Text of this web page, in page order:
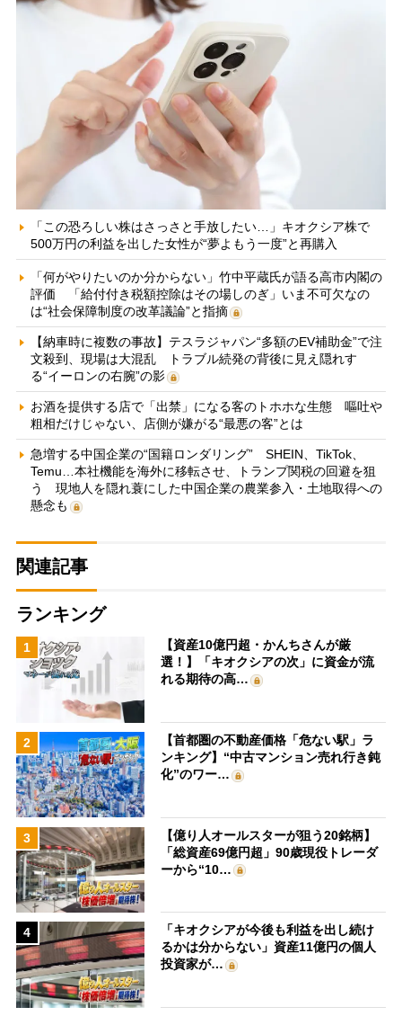
「この恐ろしい株はさっさと手放したい…」キオクシア株で
500万円の利益を出した女性が“夢よもう一度”と再購入
「何がやりたいのか分からない」竹中平蔵氏が語る高市内閣の
評価 「給付付き税額控除はその場しのぎ」いま不可欠なの
は“社会保障制度の改革議論”と指摘
【納車時に複数の事故】テスラジャパン“多額のEV補助金”で注
文殺到、現場は大混乱 トラブル続発の背後に見え隠れす
る“イーロンの右腕”の影
お酒を提供する店で「出禁」になる客のトホホな生態 嘔吐や
粗相だけじゃない、店側が嫌がる“最悪の客”とは
急増する中国企業の“国籍ロンダリング” SHEIN、TikTok、
Temu…本社機能を海外に移転させ、トランプ関税の回避を狙
う 現地人を隠れ蓑にした中国企業の農業参入・土地取得への
懸念も
関連記事
ランキング
1
【資産10億円超・かんちさんが厳
選！】「キオクシアの次」に資金が流
れる期待の高…
2
【首都圏の不動産価格「危ない駅」ラ
ンキング】“中古マンション売れ行き鈍
化”のワー…
3
【億り人オールスターが狙う20銘柄】
「総資産69億円超」90歳現役トレーダ
ーから“10…
4
「キオクシアが今後も利益を出し続け
るかは分からない」資産11億円の個人
投資家が…